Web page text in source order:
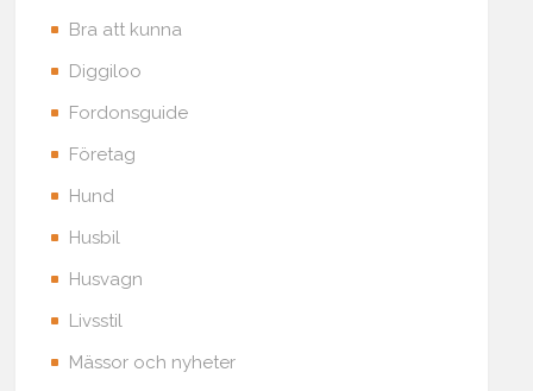
Bra att kunna
Diggiloo
Fordonsguide
Företag
Hund
Husbil
Husvagn
Livsstil
Mässor och nyheter